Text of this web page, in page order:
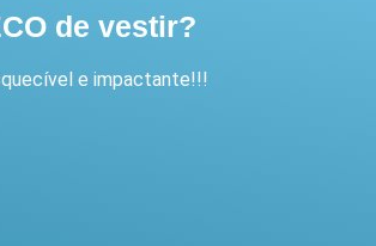
de vestir?
e impactante!!!